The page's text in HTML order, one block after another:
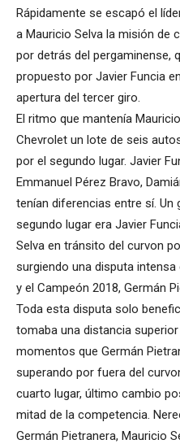
Rápidamente se escapó el
a Mauricio Selva la misión de
por detrás del pergaminense,
propuesto por Javier Funcia
apertura del tercer giro.
El ritmo que mantenía
Chevrolet un lote de seis
por el segundo lugar. Javier
Emmanuel Pérez Bravo,
tenían diferencias entre sí. Un
segundo lugar era Javier
Selva en tránsito del curvon
surgiendo una disputa
y el Campeón 2018, Germán
Toda esta disputa solo
tomaba una distancia
momentos que Germán
superando por fuera del
cuarto lugar, último cambio
mitad de la competencia.
Germán Pietranera, Mauricio